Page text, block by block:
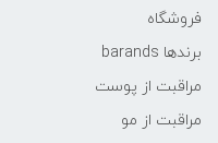
فروشگاه
برندها barands
مراقبت از پوست
مراقبت از مو